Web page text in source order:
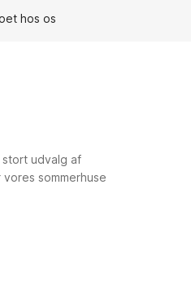
hos os
udvalg af
sommerhuse